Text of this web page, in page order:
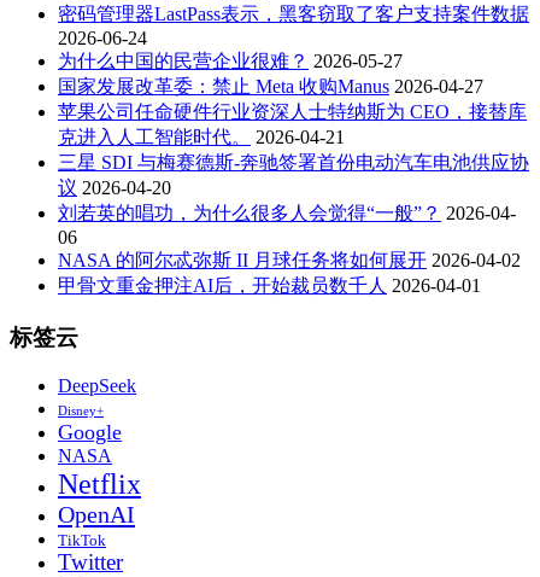
密码管理器LastPass表示，黑客窃取了客户支持案件数据
2026-06-24
为什么中国的民营企业很难？ 2026-05-27
国家发展改革委：禁止 Meta 收购Manus 2026-04-27
苹果公司任命硬件行业资深人士特纳斯为 CEO，接替库
克进入人工智能时代。
2026-04-21
三星 SDI 与梅赛德斯-奔驰签署首份电动汽车电池供应协
议 2026-04-20
刘若英的唱功，为什么很多人会觉得“一般”？ 2026-04-
06
NASA 的阿尔忒弥斯 II 月球任务将如何展开 2026-04-02
甲骨文重金押注AI后，开始裁员数千人 2026-04-01
标签云
DeepSeek
Disney+
Google
NASA
Netflix
OpenAI
TikTok
Twitter